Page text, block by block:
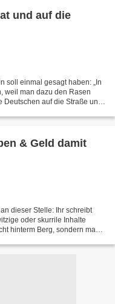
und auf die
soll einmal gesagt haben: „In
weil man dazu den Rasen
Deutschen auf die Straße und
& Geld damit
dieser Stelle: Ihr schreibt
oder skurrile Inhalte
hinterm Berg, sondern macht